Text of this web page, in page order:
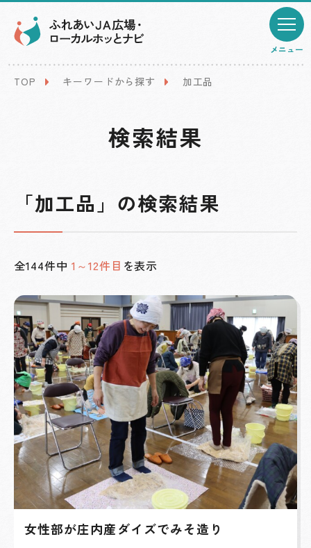
メニュー
TOP キーワードから探す 加工品
検索結果
「加工品」の検索結果
全144件中 1～12件目 を表示
女性部が庄内産ダイズでみそ造り